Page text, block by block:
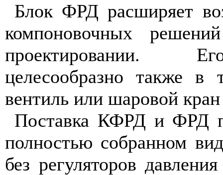
Блок ФРД расширяет
компоновочных
проектировании.
целесообразно также в
вентиль или шаровой
Поставка КФРД и ФРД
полностью собранном
без регуляторов